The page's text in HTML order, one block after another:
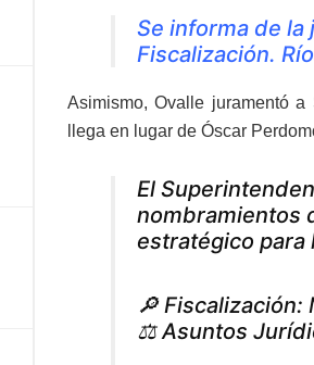
Se informa de
Fiscalización.
Asimismo, Ovalle juramentó
llega en lugar de Óscar
El
nombramientos
estratégico para
🔎 Fiscalización:
⚖️ Asuntos